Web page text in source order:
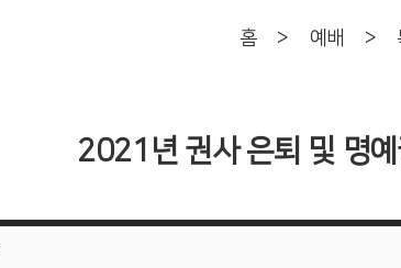
홈 > 예배 >
2021년 권사 은퇴 및 명